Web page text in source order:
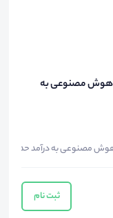
هوش مصنوعی به
مصنوعی به درآمد
ثبت نام